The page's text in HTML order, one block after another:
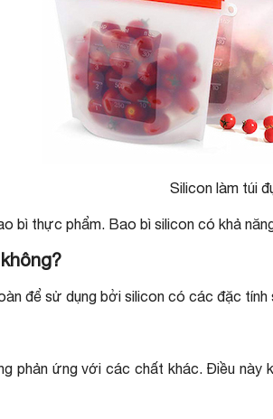
Silicon làm túi
bì thực phẩm. Bao bì silicon có khả
để sử dụng bởi silicon có các đặc tính
phản ứng với các chất khác. Điều